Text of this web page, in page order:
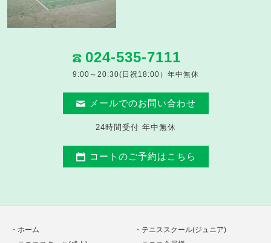
024-535-7111
9:00～20:30(日祝18:00）年中無休
メールでのお問い合わせ
24時間受付 年中無休
コートのご予約はこちら
ホーム
テニススクール(ジュニア)